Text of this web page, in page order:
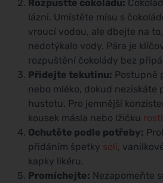
Rozpusťte čokoládu:
lázni. Umístěte mísu s
vroucí vodou, ale dbejte na
nedotýkalo vody. Pára je
rozpuštění čokolády bez
Přidejte tekutinu: Postupně
nebo mléko, dokud nezískáte
hustotu. Pro jemnější
kousek másla nebo lžičku
Ochutěte podle potřeby:
přidáním špetky soli,
kapky likéru.
Promíchejte: Nezapomeňte